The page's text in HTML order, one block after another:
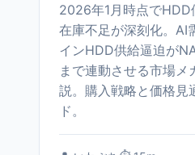
2026年1月時点でHDD
在庫不足が深刻化。AI
インHDD供給逼迫が
まで連動させる市場メ
説。購入戦略と価格見
ド。